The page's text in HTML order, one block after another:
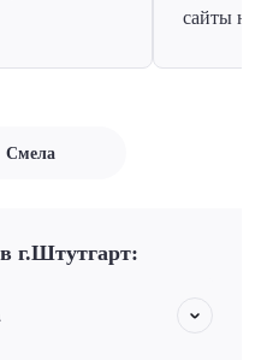
сайты на
Смела
г.Штутгарт: